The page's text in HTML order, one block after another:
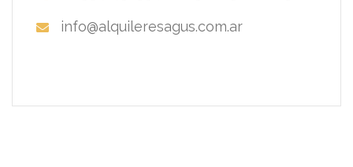
info@alquileresagus.com.ar